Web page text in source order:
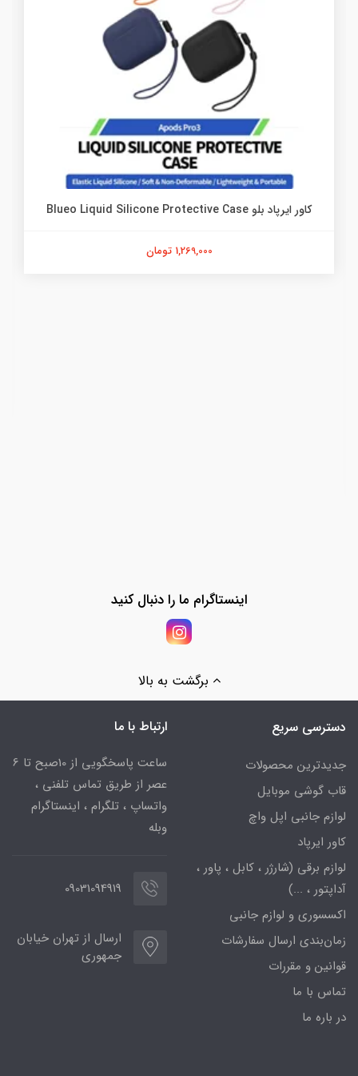
کاور ایرپاد بلو Blueo Liquid Silicone Protective Case
1,269,000 تومان
اینستاگرام ما را دنبال کنید
برگشت به بالا
دسترسی سریع
جدیدترین محصولات
قاب گوشی موبایل
لوازم جانبی اپل واچ
کاور ایرپاد
لوازم برقی (شارژر ، کابل ، پاور ،
آداپتور ، ...)
اکسسوری و لوازم جانبی
زمان‌بندی ارسال سفارشات
قوانین و مقررات
تماس با ما
در باره ما
ارتباط با ما
ساعت پاسخگویی از 10صبح تا 6
عصر از طریق تماس تلفنی ،
واتساپ ، تلگرام ، اینستاگرام
وبله
09031094919
ارسال از تهران خیابان
جمهوری